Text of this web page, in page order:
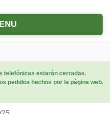
telefónicas estarán cerradas.
pedidos hechos por la página web.